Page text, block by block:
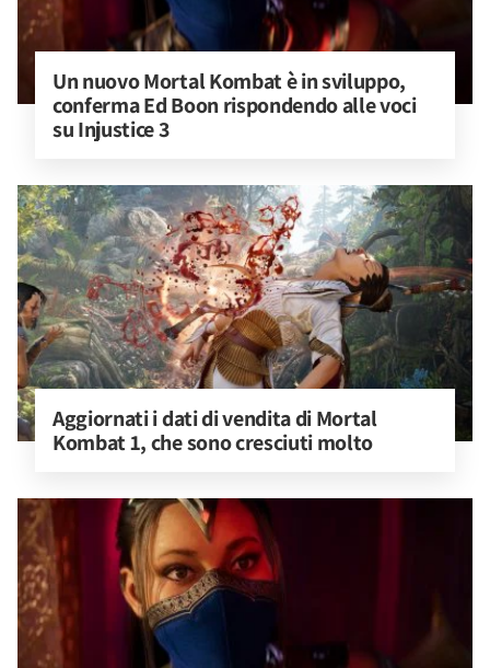
Un nuovo Mortal Kombat è in sviluppo,
conferma Ed Boon rispondendo alle voci
su Injustice 3
Aggiornati i dati di vendita di Mortal
Kombat 1, che sono cresciuti molto